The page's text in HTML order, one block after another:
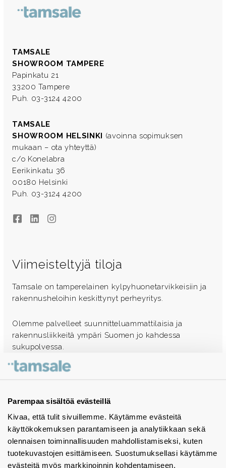
Parempaa sisältöä evästeillä
Kivaa, että tulit sivuillemme. Käytämme evästeitä
käyttökokemuksen parantamiseen ja analytiikkaan sekä
olennaisen toiminnallisuuden mahdollistamiseksi, kuten
tuotekuvastojen esittämiseen. Suostumuksellasi käytämme
evästeitä myös markkinoinnin kohdentamiseen.
TAMSALE
SHOWROOM TAMPERE
Papinkatu 21
33200 Tampere
Puh. 03-3124 4200
TAMSALE
SHOWROOM HELSINKI (avoinna sopimuksen
mukaan – ota yhteyttä)
c/o Konelabra
Eerikinkatu 36
00180 Helsinki
Puh. 03-3124 4200
FacebookLinkedInInstagram
Viimeisteltyjä tiloja
Tamsale on tamperelainen kylpyhuonetarvikkeisiin ja
rakennusheloihin keskittynyt perheyritys.
Olemme palvelleet suunnitteluammattilaisia ja
rakennusliikkeitä ympäri Suomen jo kahdessa
sukupolvessa.
Ota yhteyttä - autamme mielellämme
Tuotekuvastot
Instagram
BIM-objektit
Yhteystiedot